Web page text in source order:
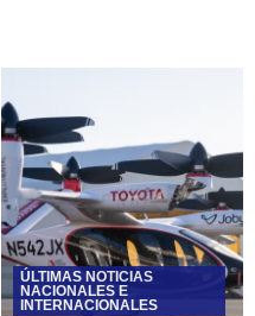
ÚLTIMAS NOTICIAS
NACIONALES E
INTERNACIONALES